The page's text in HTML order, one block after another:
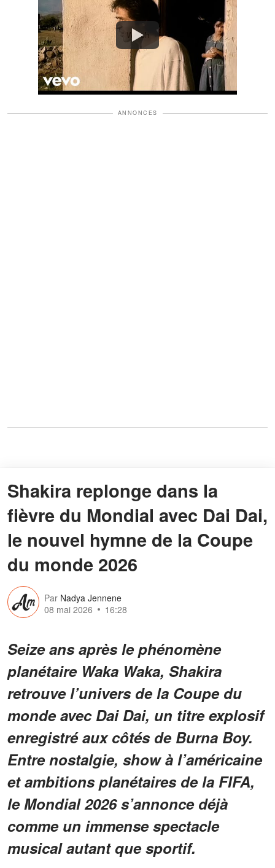
Watch
ANNONCES
Shakira replonge dans la
fièvre du Mondial avec Dai Dai,
le nouvel hymne de la Coupe
du monde 2026
Par Nadya Jennene
08 mai 2026
16:28
Seize ans après le phénomène
planétaire Waka Waka, Shakira
retrouve l’univers de la Coupe du
monde avec Dai Dai, un titre explosif
enregistré aux côtés de Burna Boy.
Entre nostalgie, show à l’américaine
et ambitions planétaires de la FIFA,
le Mondial 2026 s’annonce déjà
comme un immense spectacle
musical autant que sportif.